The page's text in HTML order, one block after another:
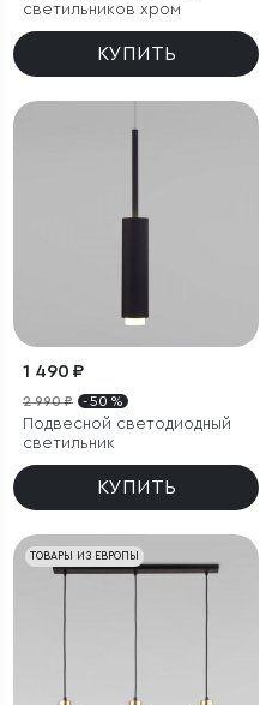
светильников хром
КУПИТЬ
1 490 ₽
2 990 ₽ - 50 %
Подвесной светодиодный
светильник
КУПИТЬ
ТОВАРЫ ИЗ ЕВРОПЫ